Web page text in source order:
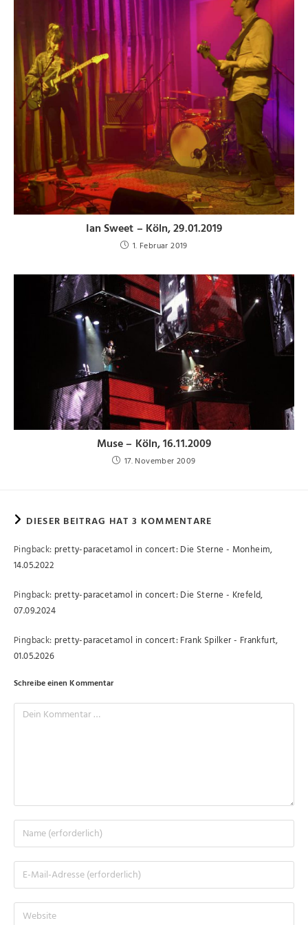
Ian Sweet – Köln, 29.01.2019
1. Februar 2019
Muse – Köln, 16.11.2009
17. November 2009
DIESER BEITRAG HAT 3 KOMMENTARE
Pingback: pretty-paracetamol in concert: Die Sterne - Monheim,
14.05.2022
Pingback: pretty-paracetamol in concert: Die Sterne - Krefeld,
07.09.2024
Pingback: pretty-paracetamol in concert: Frank Spilker - Frankfurt,
01.05.2026
Schreibe einen Kommentar